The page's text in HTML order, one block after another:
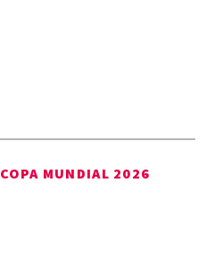
COPA MUNDIAL 2026